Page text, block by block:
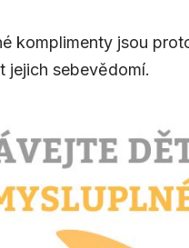
komplimenty jsou
jejich sebevědomí.